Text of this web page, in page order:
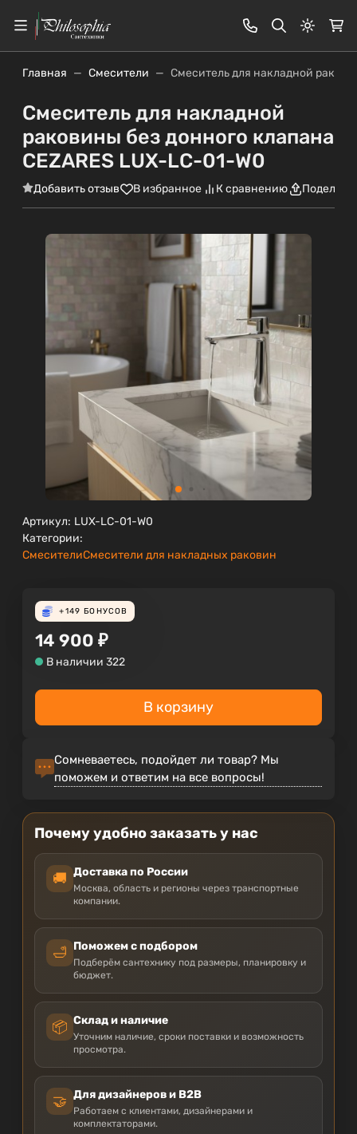
Главная Смесители Смеситель для накладной
Смеситель для накладной
раковины без донного клапана
CEZARES LUX-LC-01-W0
Добавить отзыв В избранное К сравнению
Артикул: LUX-LC-01-W0
Категории:
СмесителиСмесители для накладных раковин
+149 БОНУСОВ
14 900 ₽
В наличии 322
В корзину
Сомневаетесь, подойдет ли товар? Мы
поможем и ответим на все вопросы!
Почему удобно заказать у нас
🚚 Доставка по России
Москва, область и регионы через транспортные
компании.
🛁 Поможем с подбором
Подберём сантехнику под размеры, планировку и
бюджет.
📦 Склад и наличие
Уточним наличие, сроки поставки и возможность
просмотра.
🤝 Для дизайнеров и B2B
Работаем с клиентами, дизайнерами и
комплектаторами.